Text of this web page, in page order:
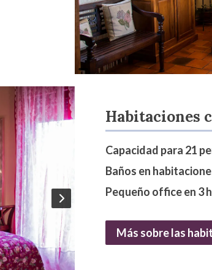
Habitaciones
Capacidad para 21
Baños en
Pequeño office en 3
Más sobre las